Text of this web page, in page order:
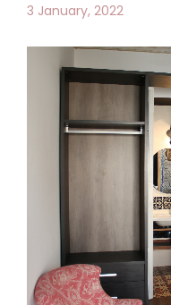
3 January, 2022